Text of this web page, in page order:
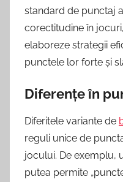
standard de punctaj
corectitudine în
elaboreze strategii
punctele lor forte și
Diferențe în
Diferitele variante de
reguli unice de
jocului. De exemplu,
putea permite